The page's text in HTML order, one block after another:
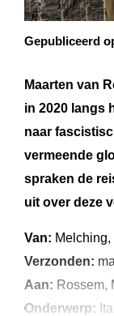
Gepubliceerd
Maarten van
in 2020 langs
naar
vermeende
spraken de
uit over deze
Van:
Verzonden:
Aan: Rossem,
Onderwerp: